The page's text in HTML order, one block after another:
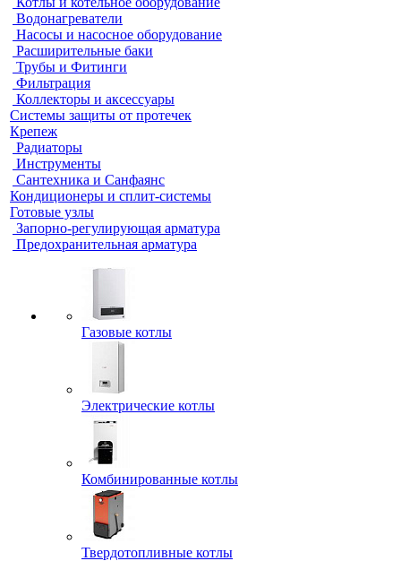
Водонагреватели
Насосы и насосное оборудование
Расширительные баки
Трубы и Фитинги
Фильтрация
Коллекторы и аксессуары
Системы защиты от протечек
Крепеж
Радиаторы
Инструменты
Сантехника и Санфаянс
Кондиционеры и сплит-системы
Готовые узлы
Запорно-регулирующая арматура
Предохранительная арматура
Газовые котлы
Электрические котлы
Комбинированные котлы
Твердотопливные котлы